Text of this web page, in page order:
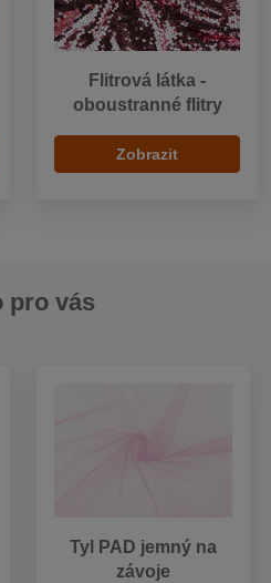
Flitrová látka -
oboustranné flitry
Zobrazit
pro vás
Tyl PAD jemný na
závoje